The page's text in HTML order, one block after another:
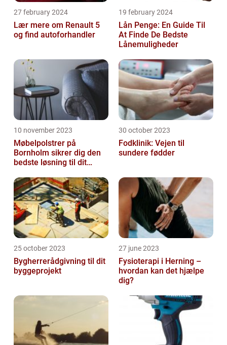
27 february 2024
Lær mere om Renault 5
og find autoforhandler
19 february 2024
Lån Penge: En Guide Til
At Finde De Bedste
Lånemuligheder
10 november 2023
Møbelpolstrer på
Bornholm sikrer dig den
bedste løsning til dit
30 october 2023
Fodklinik: Vejen til
sundere fødder
25 october 2023
Bygherrerådgivning til dit
byggeprojekt
27 june 2023
Fysioterapi i Herning –
hvordan kan det hjælpe
dig?